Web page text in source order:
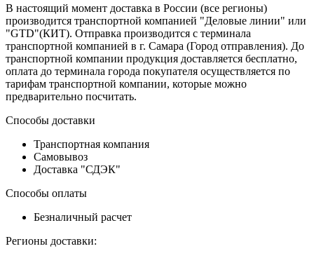
В настоящий момент доставка в России (все регионы)
производится транспортной компанией "Деловые линии" или
"GTD"(КИТ). Отправка производится с терминала
транспортной компанией в г. Самара (Город отправления). До
транспортной компании продукция доставляется бесплатно,
оплата до терминала города покупателя осуществляется по
тарифам транспортной компании, которые можно
предварительно посчитать.
Способы доставки
Транспортная компания
Самовывоз
Доставка "СДЭК"
Способы оплаты
Безналичный расчет
Регионы доставки: